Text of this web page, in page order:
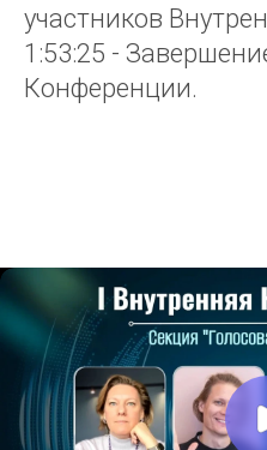
участников
1:53:25 -
Конференции.